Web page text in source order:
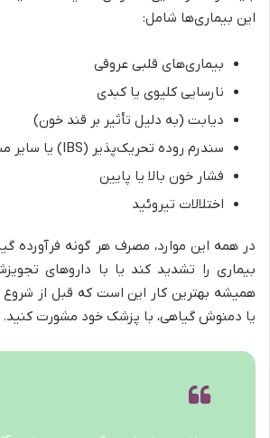
این بیماری‌ها شامل:
بیماری‌های قلبی عروقی
نارسایی کلیوی یا کبدی
دیابت (به دلیل تأثیر بر قند خون)
سندرم روده تحریک‌پذیر (IBS) یا سایر مشکلات گوارشی مزمن
فشار خون بالا یا پایین
اختلالات تیروئید
در همه این موارد، مصرف هر گونه فرآورده
بیماری را تشدید کند یا با داروهای
همیشه بهترین کار این است که قبل از
یا دمنوش گیاهی، با پزشک خود مشورت کنید.